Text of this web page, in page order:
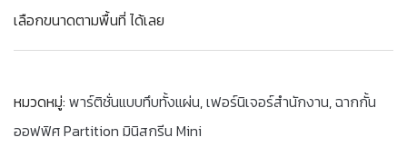
เลือกขนาดตามพื้นที่ ได้เลย
หมวดหมู่: พาร์ติชั่นแบบทึบทั้งแผ่น,เฟอร์นิเจอร์สำนักงาน,ฉากกั้น
ออฟฟิศ Partition มินิสกรีน Mini